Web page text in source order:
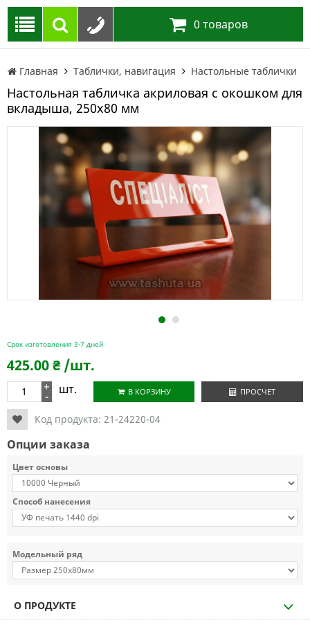
0 товаров
Главная Таблички, навигация Настольные таблички
Настольная табличка акриловая с окошком для
вкладыша, 250х80 мм
1 2
Срок изготовления 3-7 дней
425.00₴ /шт.
+
- шт. В КОРЗИНУ ПРОСЧЕТ
Код продукта: 21-24220-04
Опции заказа
Цвет основы
Способ нанесения
Модельный ряд
О ПРОДУКТЕ